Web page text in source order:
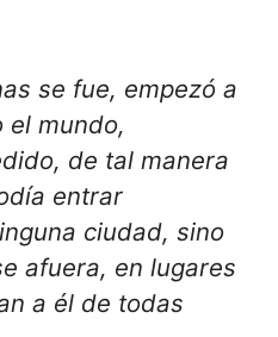
se fue, empezó a
el mundo,
de tal manera
entrar
ciudad, sino
afuera, en lugares
a él de todas